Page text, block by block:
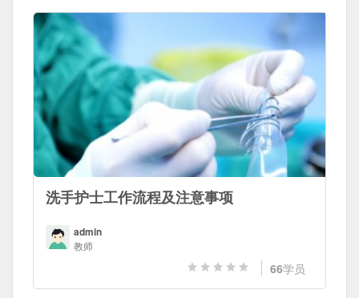
洗手护士工作流程及注意事项
admin
教师
66学员